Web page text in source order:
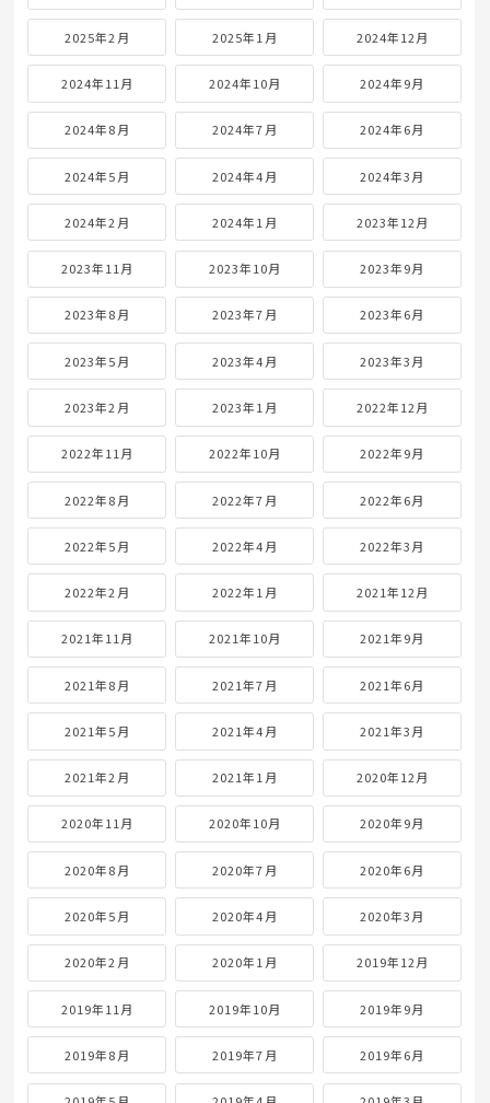
2025年2月 2025年1月 2024年12月
2024年11月 2024年10月 2024年9月
2024年8月 2024年7月 2024年6月
2024年5月 2024年4月 2024年3月
2024年2月 2024年1月 2023年12月
2023年11月 2023年10月 2023年9月
2023年8月 2023年7月 2023年6月
2023年5月 2023年4月 2023年3月
2023年2月 2023年1月 2022年12月
2022年11月 2022年10月 2022年9月
2022年8月 2022年7月 2022年6月
2022年5月 2022年4月 2022年3月
2022年2月 2022年1月 2021年12月
2021年11月 2021年10月 2021年9月
2021年8月 2021年7月 2021年6月
2021年5月 2021年4月 2021年3月
2021年2月 2021年1月 2020年12月
2020年11月 2020年10月 2020年9月
2020年8月 2020年7月 2020年6月
2020年5月 2020年4月 2020年3月
2020年2月 2020年1月 2019年12月
2019年11月 2019年10月 2019年9月
2019年8月 2019年7月 2019年6月